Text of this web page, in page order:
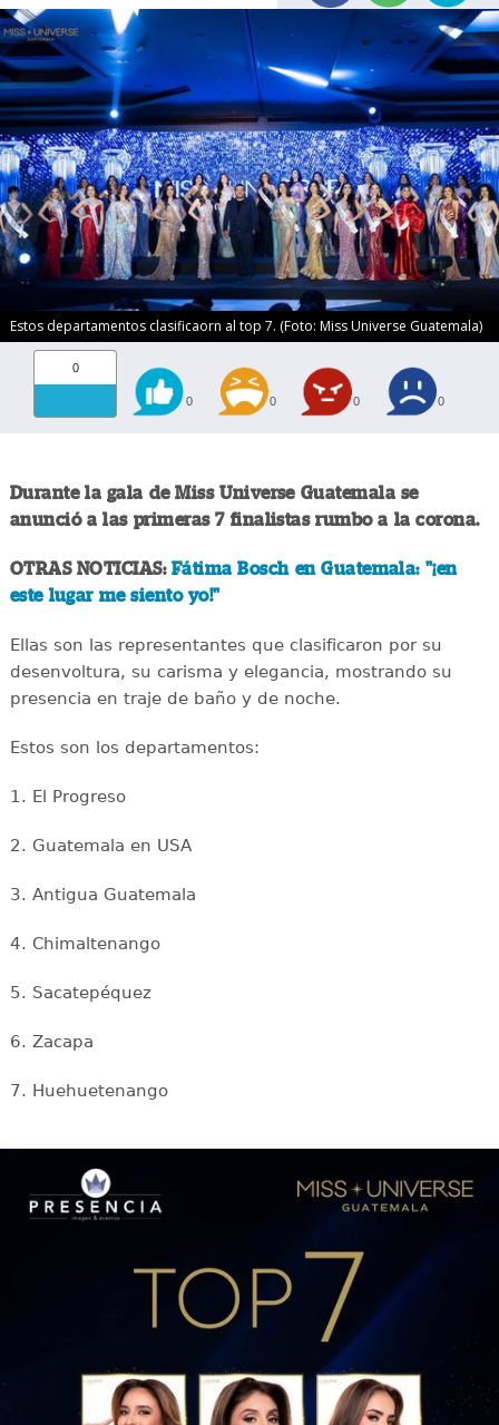
Estos departamentos clasificaorn al top 7. (Foto: Miss Universe Guatemala)
0
0 0 0 0
Durante la gala de Miss Universe Guatemala se
anunció a las primeras 7 finalistas rumbo a la corona.
OTRAS NOTICIAS: Fátima Bosch en Guatemala: "¡en
este lugar me siento yo!"
Ellas son las representantes que clasificaron por su
desenvoltura, su carisma y elegancia, mostrando su
presencia en traje de baño y de noche.
Estos son los departamentos:
1. El Progreso
2. Guatemala en USA
3. Antigua Guatemala
4. Chimaltenango
5. Sacatepéquez
6. Zacapa
7. Huehuetenango